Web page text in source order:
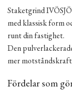
Staketgrind
med klassisk form
runt din fastighet.
Den
mer
Fördelar som